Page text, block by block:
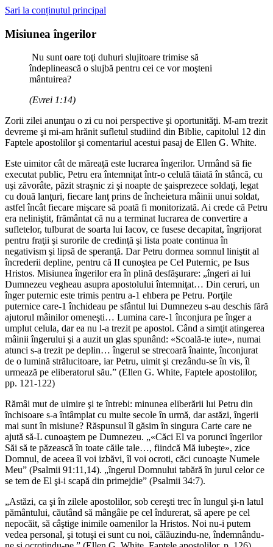
Sari la conținutul principal
Misiunea îngerilor
Nu sunt oare toţi duhuri slujitoare trimise să
îndeplinească o slujbă pentru cei ce vor moşteni
mântuirea?
(Evrei 1:14)
Zorii zilei anunţau o zi cu noi perspective şi oportunităţi. M-am trezit
devreme şi mi-am hrănit sufletul studiind din Biblie, capitolul 12 din
Faptele apostolilor şi comentariul acestui pasaj de Ellen G. White.
Este uimitor cât de măreaţă este lucrarea îngerilor. Urmând să fie
executat public, Petru era întemniţat într-o celulă tăiată în stâncă, cu
uşi zăvorâte, păzit straşnic zi şi noapte de şaisprezece soldaţi, legat
cu două lanţuri, fiecare lanţ prins de încheietura mâinii unui soldat,
astfel încât fiecare mişcare să poată fi monitorizată. Ai crede că Petru
era neliniştit, frământat că nu a terminat lucrarea de convertire a
sufletelor, tulburat de soarta lui Iacov, ce fusese decapitat, îngrijorat
pentru fraţii şi surorile de credinţă şi lista poate continua în
negativism şi lipsă de speranţă. Dar Petru dormea somnul liniştit al
încrederii depline, pentru că II cunoştea pe Cel Puternic, pe Isus
Hristos. Misiunea îngerilor era în plină desfăşurare: „îngeri ai lui
Dumnezeu vegheau asupra apostolului întemniţat… Din ceruri, un
înger puternic este trimis pentru a-1 ehbera pe Petru. Porţile
puternice care-1 închideau pe sfântul lui Dumnezeu s-au deschis fără
ajutorul mâinilor omeneşti… Lumina care-1 înconjura pe înger a
umplut celula, dar ea nu l-a trezit pe apostol. Când a simţit atingerea
mâinii îngerului şi a auzit un glas spunând: «Scoală-te iute», numai
atunci s-a trezit pe deplin… îngerul se strecoară înainte, înconjurat
de o lumină strălucitoare, iar Petru, uimit şi crezându-se în vis, îl
urmează pe eliberatorul său.” (Ellen G. White, Faptele apostolilor,
pp. 121-122)
Rămâi mut de uimire şi te întrebi: minunea eliberării lui Petru din
închisoare s-a întâmplat cu multe secole în urmă, dar astăzi, îngerii
mai sunt în misiune? Răspunsul îl găsim în singura Carte care ne
ajută să-L cunoaştem pe Dumnezeu. „«Căci El va porunci îngerilor
Săi să te păzească în toate căile tale…, fiindcă Mă iubeşte», zice
Domnul, de aceea îl voi izbăvi, îl voi ocroti, căci cunoaşte Numele
Meu” (Psalmii 91:11,14). „îngerul Domnului tabără în jurul celor ce
se tem de El şi-i scapă din primejdie” (Psalmii 34:7).
„Astăzi, ca şi în zilele apostolilor, sob cereşti trec în lungul şi-n latul
pământului, căutând să mângâie pe cel îndurerat, să apere pe cel
nepocăit, să câştige inimile oamenilor la Hristos. Noi nu-i putem
vedea personal, şi totuşi ei sunt cu noi, călăuzindu-ne, îndemnându-